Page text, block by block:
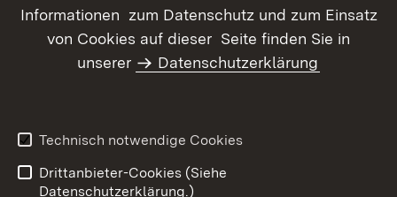
Informationen zum Datenschutz und zum Einsatz
von Cookies auf dieser Seite finden Sie in
unserer
Datenschutzerklärung
Technisch notwendige Cookies
Drittanbieter-Cookies (Siehe
Datenschutzerklärung.)